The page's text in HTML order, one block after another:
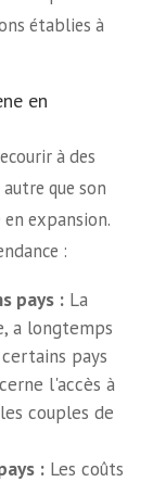
établies à
en
à des
que son
expansion.
:
pays : La
a longtemps
pays
l'accès à
couples de
: Les coûts